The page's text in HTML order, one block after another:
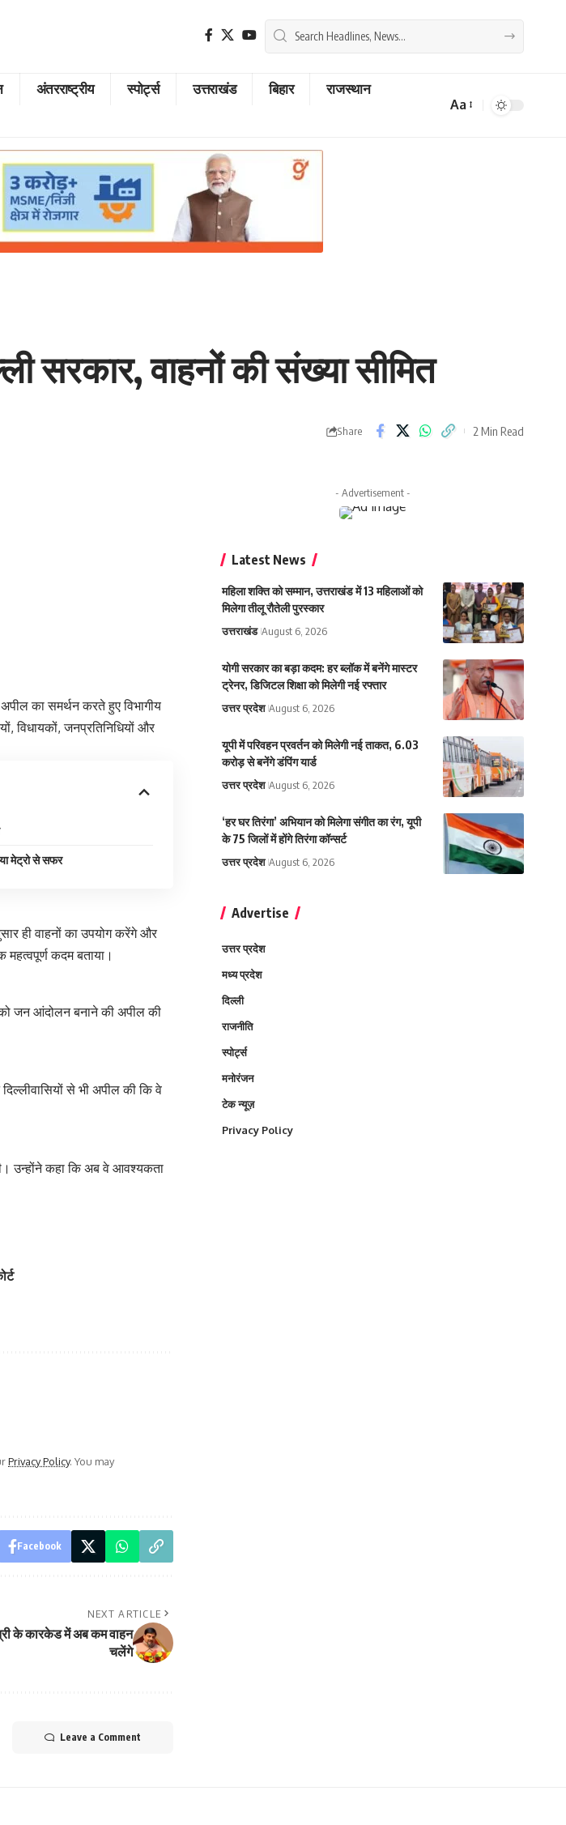
अंतरराष्ट्रीय स्पोर्ट्स उत्तराखंड बिहार
राजस्थान
Font
Aa
सरकार, वाहनों की संख्या सीमित
Share 2 Min Read
का समर्थन करते हुए विभागीय
विधायकों, जनप्रतिनिधियों और
मेट्रो से सफर
ही वाहनों का उपयोग करेंगे और
महत्वपूर्ण कदम बताया।
को जन आंदोलन बनाने की अपील की
से भी अपील की कि वे
उन्होंने कहा कि अब वे आवश्यकता
Privacy Policy. You may
Facebook
NEXT ARTICLE
के कारकेड में अब कम वाहन
चलेंगे
Leave a Comment
- Advertisement -
Latest News
महिला शक्ति को सम्मान, उत्तराखंड में 13 महिलाओं को
मिलेगा तीलू रौतेली पुरस्कार
उत्तराखंड August 6, 2026
योगी सरकार का बड़ा कदम: हर ब्लॉक में बनेंगे मास्टर
ट्रेनर, डिजिटल शिक्षा को मिलेगी नई रफ्तार
उत्तर प्रदेश August 6, 2026
यूपी में परिवहन प्रवर्तन को मिलेगी नई ताकत, 6.03
करोड़ से बनेंगे डंपिंग यार्ड
उत्तर प्रदेश August 6, 2026
‘हर घर तिरंगा’ अभियान को मिलेगा संगीत का रंग, यूपी
के 75 जिलों में होंगे तिरंगा कॉन्सर्ट
उत्तर प्रदेश August 6, 2026
Advertise
उत्तर प्रदेश
मध्य प्रदेश
दिल्ली
राजनीति
स्पोर्ट्स
मनोरंजन
टेक न्यूज़
Privacy Policy